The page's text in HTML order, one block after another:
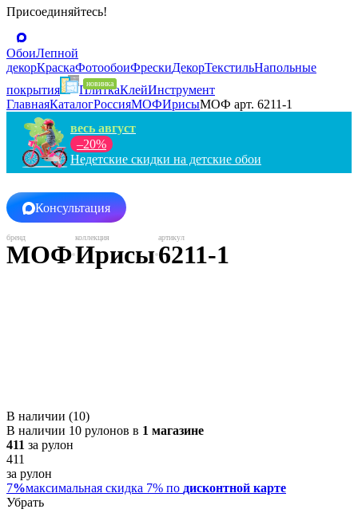
Присоединяйтесь!
ОбоиЛепной
декорКраскаФотообоиФрескиДекорТекстильНапольные
покрытия
ПлиткаКлейИнструмент
ГлавнаяКаталогРоссияМОФИрисыМОФ арт. 6211-1
весь август
–20%
Недетские скидки на детские обои
Консультация
МОФИрисы6211-1
В наличии (10)
В наличии 10 рулонов в 1 магазине
411 за рулон
411
за рулон
7%максимальная скидка 7% по дисконтной карте
Убрать